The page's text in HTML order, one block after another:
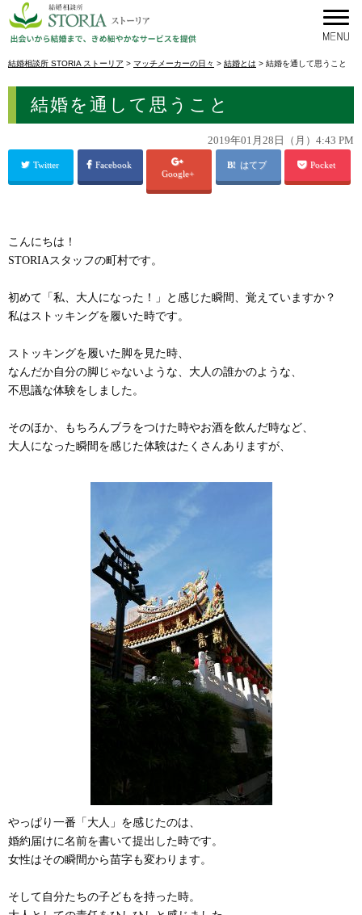
結婚相談所 STORIA ストーリア > マッチメーカーの日々 > 結婚とは > 結婚を通して思うこと
結婚を通して思うこと
2019年01月28日（月）4:43 PM
Twitter
Facebook
Google+
はてブ Pocket
こんにちは！
STORIAスタッフの町村です。
初めて「私、大人になった！」と感じた瞬間、覚えていますか？
私はストッキングを履いた時です。
ストッキングを履いた脚を見た時、
なんだか自分の脚じゃないような、大人の誰かのような、
不思議な体験をしました。
そのほか、もちろんブラをつけた時やお酒を飲んだ時など、
大人になった瞬間を感じた体験はたくさんありますが、
やっぱり一番「大人」を感じたのは、
婚約届けに名前を書いて提出した時です。
女性はその瞬間から苗字も変わります。
そして自分たちの子どもを持った時。